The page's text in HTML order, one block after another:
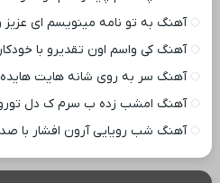
آهنگ به تو نامه مینویسم ای
آهنگ کی واسم اون تقدیرو با
آهنگ سر به روی شانه هایت
آهنگ امشب زده ب سرم ک دل
آهنگ شب رویایی آرون افشار با